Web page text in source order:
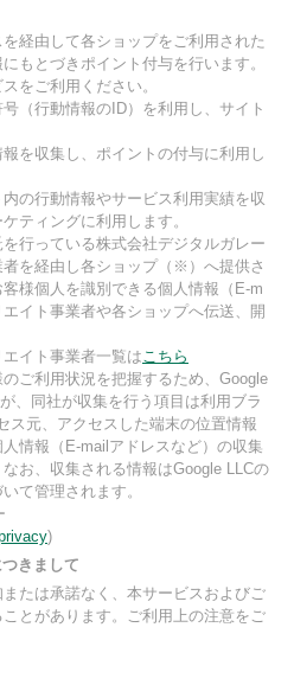
経由して各ショップをご利用された
もとづきポイント付与を行います。
をご利用ください。
（行動情報のID）を利用し、サイト
を収集し、ポイントの付与に利用し
の行動情報やサービス利用実績を収
ティングに利用します。
行っている株式会社デジタルガレー
を経由し各ショップ（※）へ提供さ
様個人を識別できる個人情報（E-m
イト事業者や各ショップへ伝送、開
イト事業者一覧はこちら
ご利用状況を把握するため、Google
、同社が収集を行う項目は利用ブラ
ス元、アクセスした端末の位置情報
情報（E-mailアドレスなど）の収集
お、収集される情報はGoogle LLCの
て管理されます。
)
きまして
たは承諾なく、本サービスおよびご
とがあります。ご利用上の注意をご